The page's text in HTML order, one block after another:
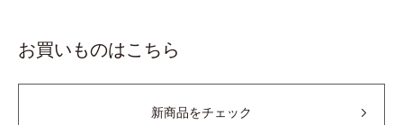
お買いものはこちら
新商品をチェック